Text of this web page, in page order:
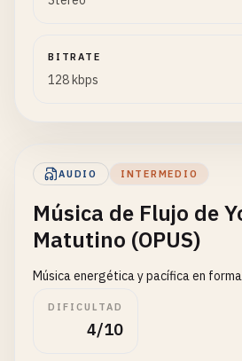
BITRATE
128 kbps
AUDIO INTERMEDIO
Música de Flujo de
Matutino (OPUS)
Música energética y pacífica en
DIFICULTAD
4/10